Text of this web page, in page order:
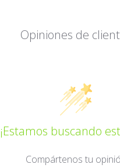
Opiniones de
¡Estamos buscando
Compártenos tu